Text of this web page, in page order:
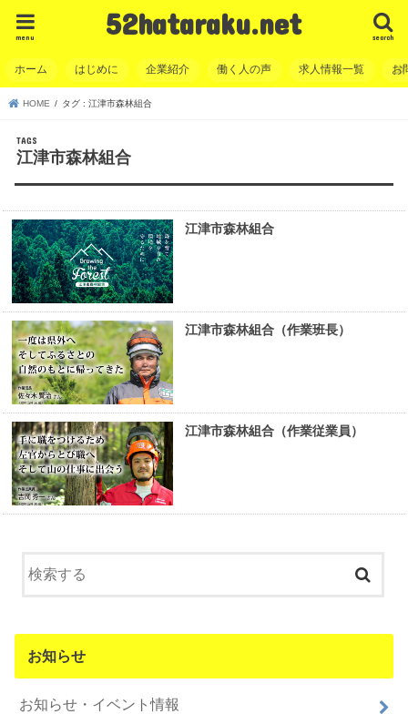
52hataraku.net search
menu
ホーム はじめに 企業紹介 働く人の声 求人情報一覧 お
HOME タグ : 江津市森林組合
江津市森林組合
江津市森林組合
江津市森林組合（作業班長）
江津市森林組合（作業従業員）
お知らせ
お知らせ・イベント情報